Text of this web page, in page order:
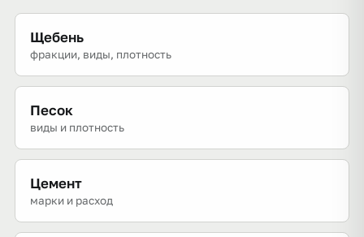
Щебень
фракции, виды, плотность
Песок
виды и плотность
Цемент
марки и расход